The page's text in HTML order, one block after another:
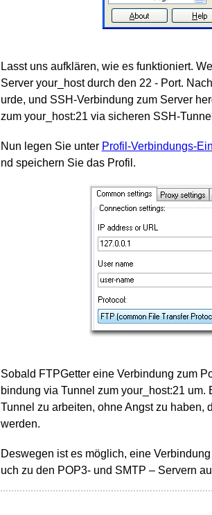
Lasst uns aufklären, wie es funktioniert.
Server your_host durch den 22 - Port.
urde, und SSH-Verbindung zum Server
zum your_host:21 via sicheren SSH-
Nun legen Sie unter Profil-Verbindungs-
nd speichern Sie das Profil.
Sobald FTPGetter eine Verbindung zum
bindung via Tunnel zum your_host:21
Tunnel zu arbeiten, ohne Angst zu
werden.
Deswegen ist es möglich, eine
uch zu den POP3- und SMTP – Servern